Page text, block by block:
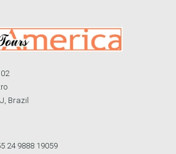
Brazil
24 9888 19059